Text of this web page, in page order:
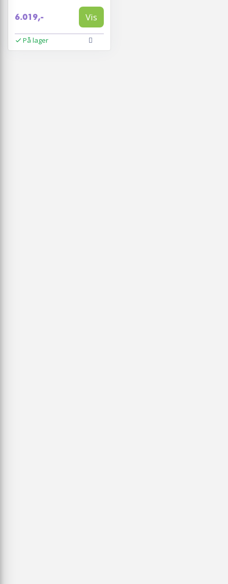
6.019,- Vis
På lager